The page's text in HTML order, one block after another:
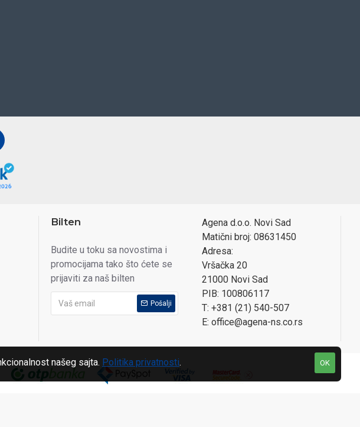
Bilten
Budite u toku sa novostima i
promocijama tako što ćete se
prijaviti za naš bilten
Pošalji
Agena d.o.o. Novi Sad
Matični broj: 08631450
Adresa:
Vršačka 20
21000 Novi Sad
PIB: 100806117
T: +381 (21) 540-507
E: office@agena-ns.co.rs
OK
našeg sajta. Politika privatnosti.